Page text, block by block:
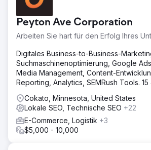
Peyton Ave Corporation
Arbeiten Sie hart für den Erfolg Ihres
Digitales Business-to-Business-
Suchmaschinenoptimierung, Google
Media Management, Content-
Reporting, Analytics, SEMRush Tools.
Cokato, Minnesota, United States
Lokale SEO, Technische SEO +22
E-Commerce, Logistik +3
$5,000 - 10,000